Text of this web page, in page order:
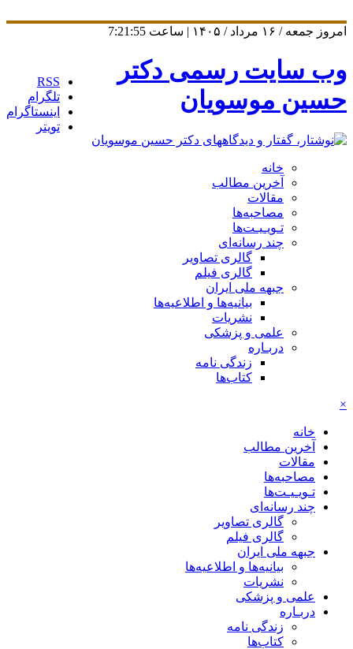
امروز جمعه / ۱۶ مرداد / ۱۴۰۵ | ساعت 7:21:55
RSS
تلگرام
اینستاگرام
تویتر
وب سایت رسمی دکتر
حسین موسویان
خانه
آخرین مطالب
مقالات
مصاحبه‌ها
تـویـیـت‌ها
چند رسانه‌ای
گالری تصاویر
گالری فیلم
جبهه ملی ایران
بیانیه‌ها و اطلاعیه‌ها
نشریات
علمی و پزشکی
دربـاره
زندگی نامه
کتاب‌ها
×
خانه
آخرین مطالب
مقالات
مصاحبه‌ها
تـویـیـت‌ها
چند رسانه‌ای
گالری تصاویر
گالری فیلم
جبهه ملی ایران
بیانیه‌ها و اطلاعیه‌ها
نشریات
علمی و پزشکی
دربـاره
زندگی نامه
کتاب‌ها